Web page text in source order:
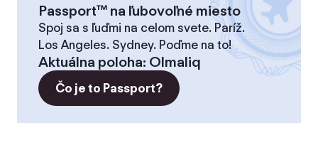
Passport™ na ľubovoľné miesto
Spoj sa s ľuďmi na celom svete. Paríž.
Los Angeles. Sydney. Poďme na to!
Aktuálna poloha: Olmaliq
Čo je to Passport?